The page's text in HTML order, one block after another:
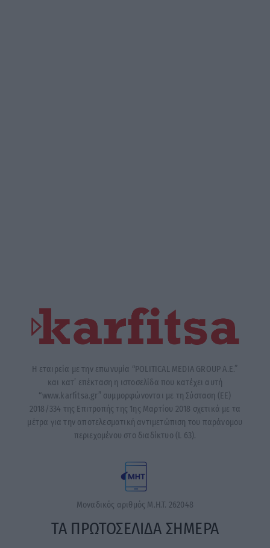
Η εταιρεία με την επωνυμία “POLITICAL MEDIA GROUP A.E.”
και κατ’ επέκταση η ιστοσελίδα που κατέχει αυτή
“www.karfitsa.gr” συμμορφώνονται με τη Σύσταση (ΕΕ)
2018/334 της Επιτροπής της 1ης Μαρτίου 2018 σχετικά με τα
μέτρα για την αποτελεσματική αντιμετώπιση του παράνομου
περιεχομένου στο διαδίκτυο (L 63).
Μοναδικός αριθμός Μ.Η.Τ. 262048
ΤΑ ΠΡΩΤΟΣΕΛΙΔΑ ΣΗΜΕΡΑ